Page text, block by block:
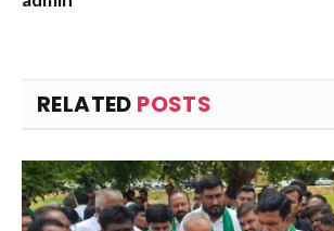
RELATED POSTS